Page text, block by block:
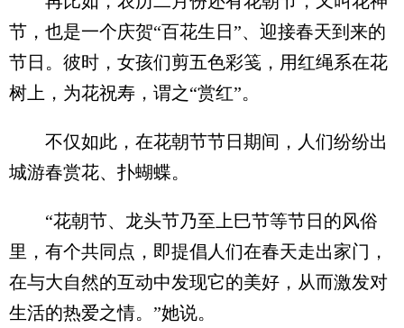
节，也是一个庆贺“百花生日”、迎接春天到来的
节日。彼时，女孩们剪五色彩笺，用红绳系在花
树上，为花祝寿，谓之“赏红”。
不仅如此，在花朝节节日期间，人们纷纷出
城游春赏花、扑蝴蝶。
“花朝节、龙头节乃至上巳节等节日的风俗
里，有个共同点，即提倡人们在春天走出家门，
在与大自然的互动中发现它的美好，从而激发对
生活的热爱之情。”她说。